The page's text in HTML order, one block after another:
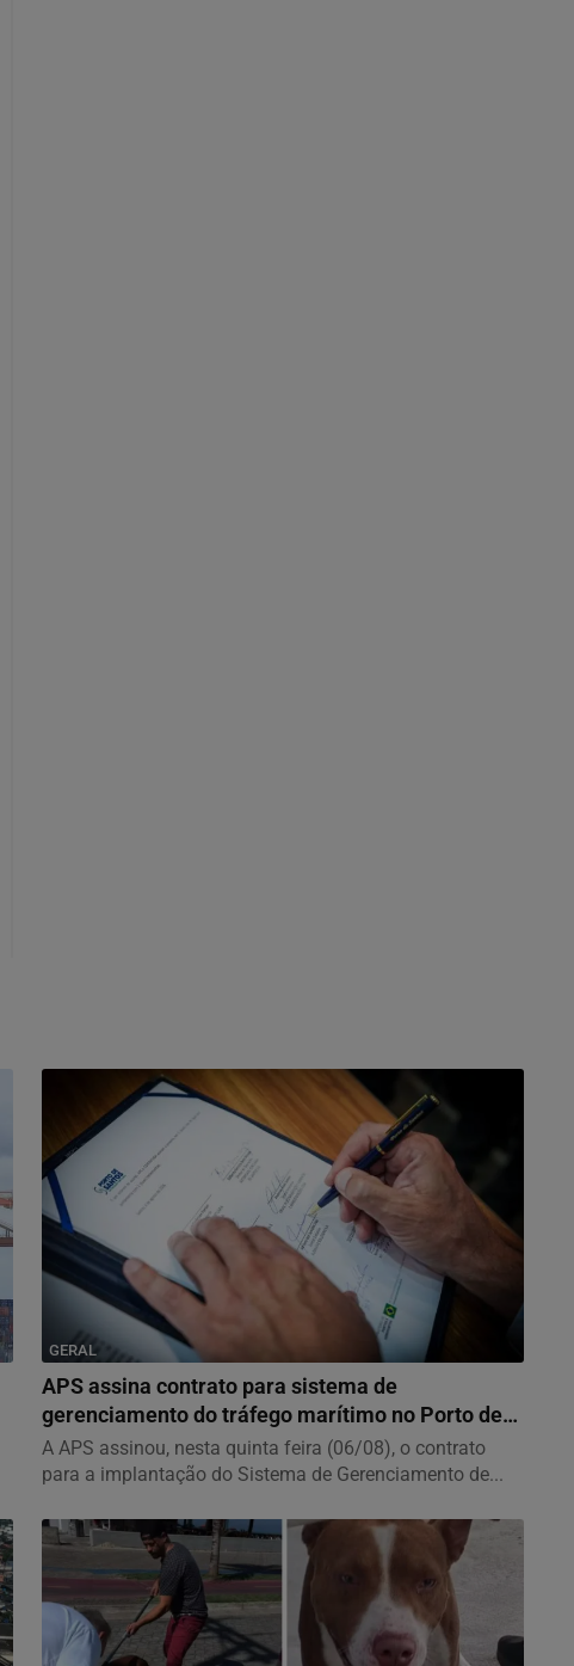
GERAL
APS assina contrato para sistema de
gerenciamento do tráfego marítimo no Porto de
Santos
A APS assinou, nesta quinta feira (06/08), o contrato
para a implantação do Sistema de Gerenciamento de...